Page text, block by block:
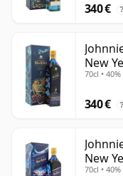
340 € ?
New
70cl • 40%
340 € ?
New
70cl • 40%